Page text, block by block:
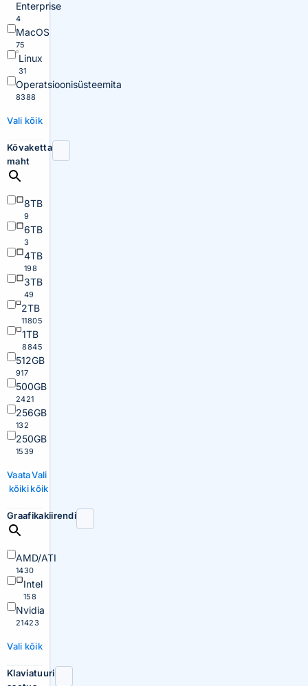
Enterprise
4
MacOS
75
Linux
31
Operatsioonisüsteemita
8388
Vali kõik
Kõvaketta
maht
8TB
9
6TB
3
4TB
198
3TB
49
2TB
11805
1TB
8845
512GB
917
500GB
2421
256GB
132
250GB
1539
Vaata
kõiki
Vali
kõik
Graafikakiirendi
AMD/ATI
1430
Intel
158
Nvidia
21423
Vali kõik
Klaviatuuri